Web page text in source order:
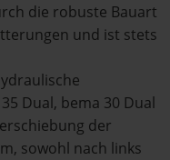
die robuste Bauart
und ist stets
Dual, bema 30 Dual
der
sowohl nach links